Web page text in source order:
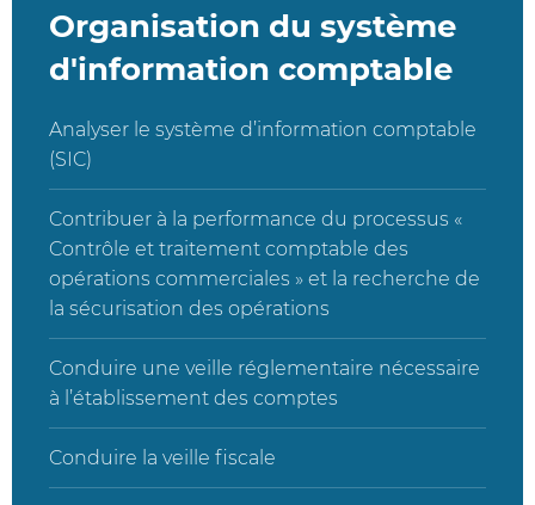
Organisation du système
d'information comptable
Analyser le système d’information comptable
(SIC)
Contribuer à la performance du processus «
Contrôle et traitement comptable des
opérations commerciales » et la recherche de
la sécurisation des opérations
Conduire une veille réglementaire nécessaire
à l’établissement des comptes
Conduire la veille fiscale